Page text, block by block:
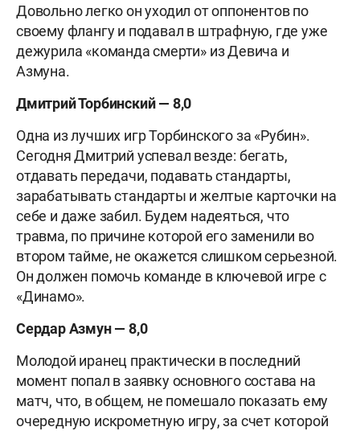
Довольно легко он уходил от оппонентов по
своему флангу и подавал в штрафную, где уже
дежурила «команда смерти» из Девича и
Азмуна.
Дмитрий Торбинский — 8,0
Одна из лучших игр Торбинского за «Рубин».
Сегодня Дмитрий успевал везде: бегать,
отдавать передачи, подавать стандарты,
зарабатывать стандарты и желтые карточки на
себе и даже забил. Будем надеяться, что
травма, по причине которой его заменили во
втором тайме, не окажется слишком серьезной.
Он должен помочь команде в ключевой игре с
«Динамо».
Сердар Азмун — 8,0
Молодой иранец практически в последний
момент попал в заявку основного состава на
матч, что, в общем, не помешало показать ему
очередную искрометную игру, за счет которой